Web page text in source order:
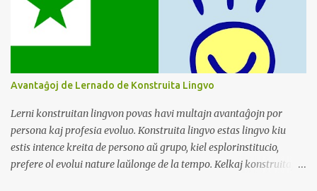
vortprovizo, vi povos rekoni vortojn pli facile, eĉ sen la vokaloj.
Pensu pri ĝi kiel solvante enigmon. Koni la pecojn (vortprovizo)
multe pli facilas eltrovi la kompletan bildon (legado). Kiam vi
vidas vorton, kiun vi rekonas, vi povos diveni la mankantajn
vokalojn laŭ kunteksto kaj via ekzistanta scio. Ne malkuraĝiĝu se
legado ŝajnas malfacila komence. Komencu per mallongaj,
simplaj tekstoj kaj iom post iom pliigu la kompleksecon. Kun forta
vortprovizo kaj konsekvenca praktiko, vi tuj legos la arab...
Avantaĝoj de Lernado de Konstruita Lingvo
Lerni konstruitan lingvon povas havi multajn avantaĝojn por
persona kaj profesia evoluo. Konstruita lingvo estas lingvo kiu
estis intence kreita de persono aŭ grupo, kiel esplorinstitucio,
prefere ol evolui nature laŭlonge de la tempo. Kelkaj konstruitaj